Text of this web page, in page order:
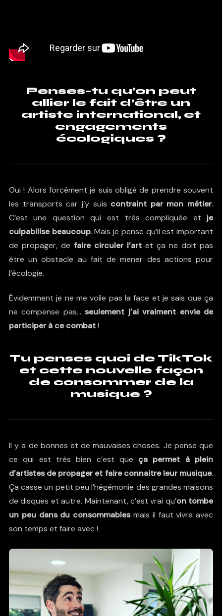
Penses-tu qu’on peut
allier le fait d’être un
artiste international, et
engagements
écologiques ?
Oui ! Alors forcément je suis obligé de prendre souvent
les transports car j’y suis contraint par mon métier.
C’est une question qui est très compliquée et je
culpabilise beaucoup. Mais je pense qu’il est important
de propager, de faire circuler l’art et ça ne doit pas
être un obstacle au fait de mener des actions pour
l’écologie.
Évidemment je ne me voile pas la face et je sais que ça
ne compense pas…seulement j’ai vraiment envie de
participer à ce combat!
Tu penses quoi de TikTok
et cette nouvelle façon
de consommer de la
musique ?
Il y a de bonnes et de mauvaises choses. Je pense que
ce qui est très bien c’est que ça permet à plein
d’artistes de propager et faire connaitre leur musique.
Ça casse un petit peu l’hégémonie des grandes maisons
de disques et autre. Maintenant, c’est vrai qu’on tombe
un peu dans du consommablesmais il faut vivre avec
son temps et faire avec !